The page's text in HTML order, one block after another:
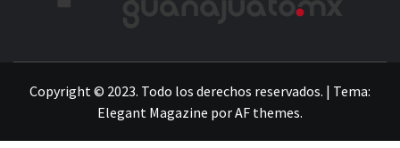
Copyright © 2023. Todo los derechos reservados. | Tema:
Elegant Magazine porAF themes.